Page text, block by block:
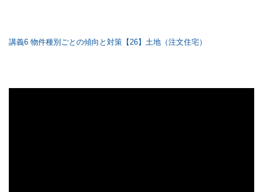
講義6 物件種別ごとの傾向と対策【26】土地（注文住宅）